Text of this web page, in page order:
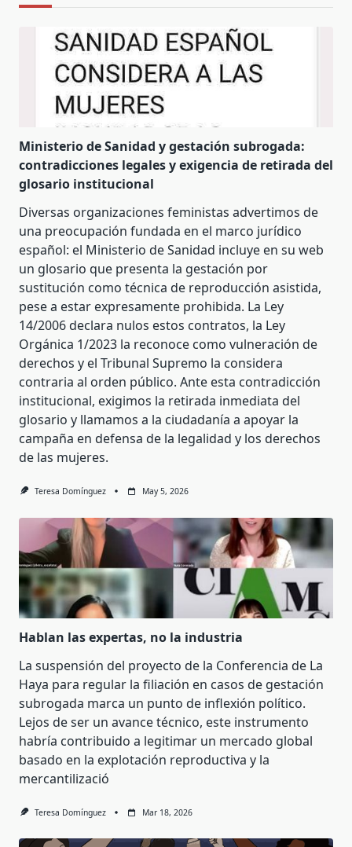
Ministerio de Sanidad y gestación subrogada:
contradicciones legales y exigencia de retirada del
glosario institucional
Diversas organizaciones feministas advertimos de
una preocupación fundada en el marco jurídico
español: el Ministerio de Sanidad incluye en su web
un glosario que presenta la gestación por
sustitución como técnica de reproducción asistida,
pese a estar expresamente prohibida. La Ley
14/2006 declara nulos estos contratos, la Ley
Orgánica 1/2023 la reconoce como vulneración de
derechos y el Tribunal Supremo la considera
contraria al orden público. Ante esta contradicción
institucional, exigimos la retirada inmediata del
glosario y llamamos a la ciudadanía a apoyar la
campaña en defensa de la legalidad y los derechos
de las mujeres.
Teresa Domínguez May 5, 2026
Hablan las expertas, no la industria
La suspensión del proyecto de la Conferencia de La
Haya para regular la filiación en casos de gestación
subrogada marca un punto de inflexión político.
Lejos de ser un avance técnico, este instrumento
habría contribuido a legitimar un mercado global
basado en la explotación reproductiva y la
mercantilizació
Teresa Domínguez Mar 18, 2026